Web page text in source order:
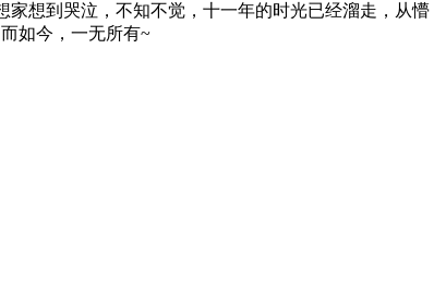
想到哭泣，不知不觉，十一年的时光已经溜走，从懵
如今，一无所有~